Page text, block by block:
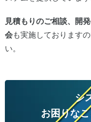
見積もりのご相談、開
会も実施しております
い。
シ
お困りな